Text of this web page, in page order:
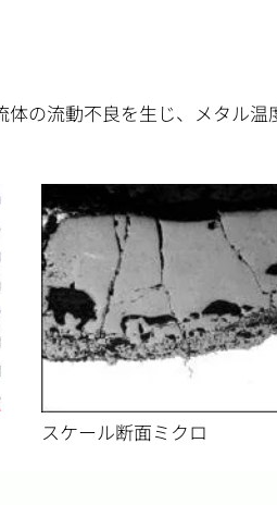
の流動不良を生じ、メタル温
スケール断面ミクロ